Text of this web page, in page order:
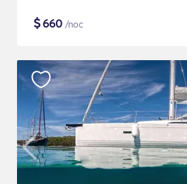
$660 /noc